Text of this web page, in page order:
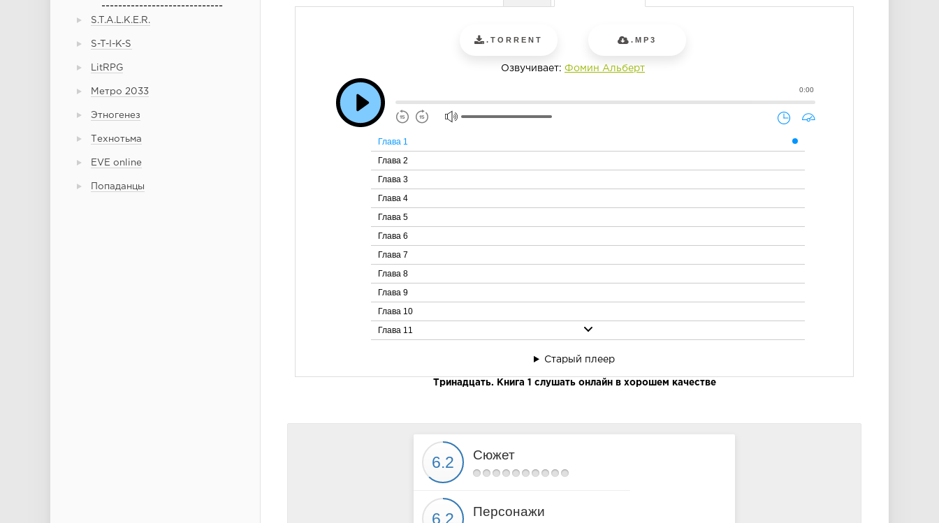
-----------------------------
S.T.A.L.K.E.R.
S-T-I-K-S
LitRPG
Метро 2033
Этногенез
Технотьма
EVE online
Попаданцы
.TORRENT .MP3
Озвучивает: Фомин Альберт
0:00
Глава 1
Глава 2
Глава 3
Глава 4
Глава 5
Глава 6
Глава 7
Глава 8
Глава 9
Глава 10
Глава 11
Глава 16
Старый плеер
Тринадцать. Книга 1 слушать онлайн в хорошем качестве
Сюжет
Персонажи